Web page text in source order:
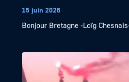
15 juin 2026
Bonjour Bretagne -Loïg